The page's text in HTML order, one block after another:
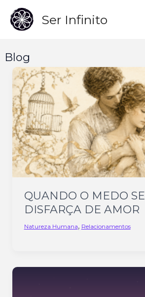
content
Ser Infinito
Blog
QUANDO O MEDO SE
DISFARÇA DE AMOR
Natureza Humana, Relacionamentos